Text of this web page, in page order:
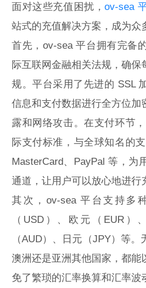
面对这些充值困扰，ov-sea
站式的充值解决方案，成为众
首先，ov-sea 平台拥有完备
际互联网金融相关法规，确保
规。平台采用了先进的 SSL
信息和支付数据进行全方位加
露和网络攻击。在支付环节
际支付标准，与全球知名的
MasterCard、PayPal 等，为
通道，让用户可以放心地进行
其次，ov-sea 平台支持多
（USD）、欧元（EUR）
（AUD）、日元（JPY）等。
澳洲还是亚洲其他国家，都能
免了繁琐的汇率换算和汇率波